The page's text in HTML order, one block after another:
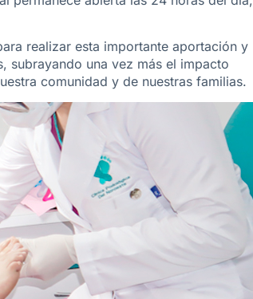
realizar esta importante aportación y
subrayando una vez más el impacto
comunidad y de nuestras familias.